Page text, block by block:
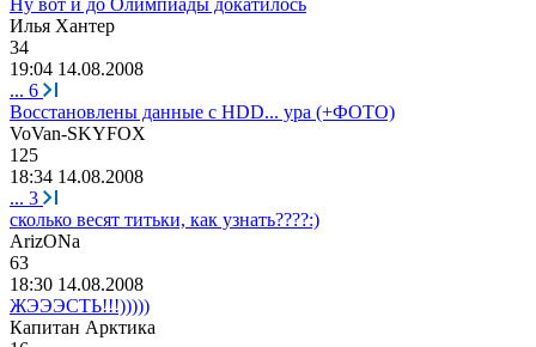
Илья Xантер
34
19:04 14.08.2008
... 6
Восстановлены данные с HDD... ура (+ФОТО)
VoVan-SKYFOX
125
18:34 14.08.2008
... 3
сколько весят титьки, как узнать????:)
ArizONa
63
18:30 14.08.2008
ЖЭЭЭСТЬ!!!)))))
Капитан Арктика